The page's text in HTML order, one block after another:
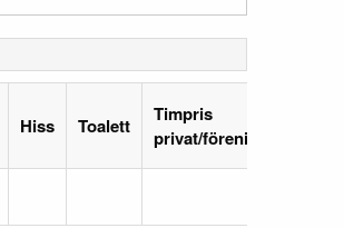
Hiss Toalett
Timpris
privat/förening